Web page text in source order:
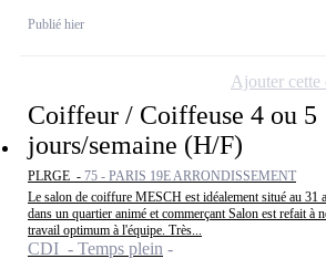
Publié hier
Coiffeur / Coiffeuse 4 ou 5
jours/semaine (H/F)
PLRGE - 75 - PARIS 19E ARRONDISSEMENT
Le salon de coiffure MESCH est idéalement situé au 31
dans un quartier animé et commerçant Salon est refait à
travail optimum à l'équipe. Très...
CDI - Temps plein
Ajouter cette